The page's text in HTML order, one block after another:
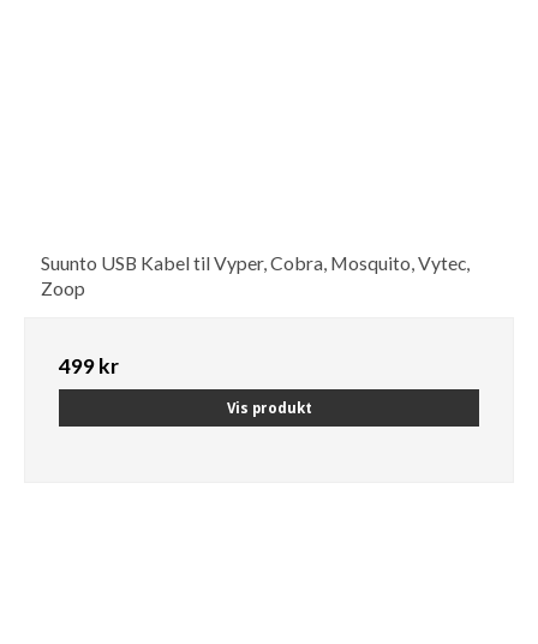
Suunto USB Kabel til Vyper, Cobra, Mosquito, Vytec,
Zoop
499 kr
Vis produkt